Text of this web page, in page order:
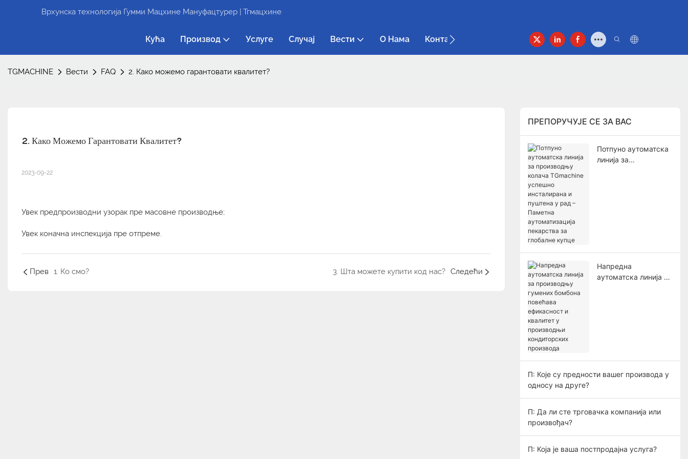
Врхунска технологија Гумми Мацхине Мануфацтурер | Тгмацхине
Кућа Производ Услуге Случај Вести О Нама Контакт
TGMACHINE Вести FAQ 2. Како можемо гарантовати квалитет?
2. Како Можемо Гарантовати Квалитет?
2023-09-22
Увек предпроизводни узорак пре масовне производње;
Увек коначна инспекција пре отпреме.
Прев 1. Ко смо? 3. Шта можете купити код нас? Следећи
ПРЕПОРУЧУЈЕ СЕ ЗА ВАС
Потпуно аутоматска
линија за
Напредна
аутоматска линија за
П: Које су предности вашег производа у
односу на друге?
П: Да ли сте трговачка компанија или
произвођач?
П: Која је ваша постпродајна услуга?